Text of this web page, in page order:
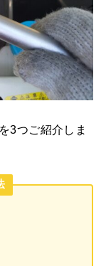
3つご紹介しま